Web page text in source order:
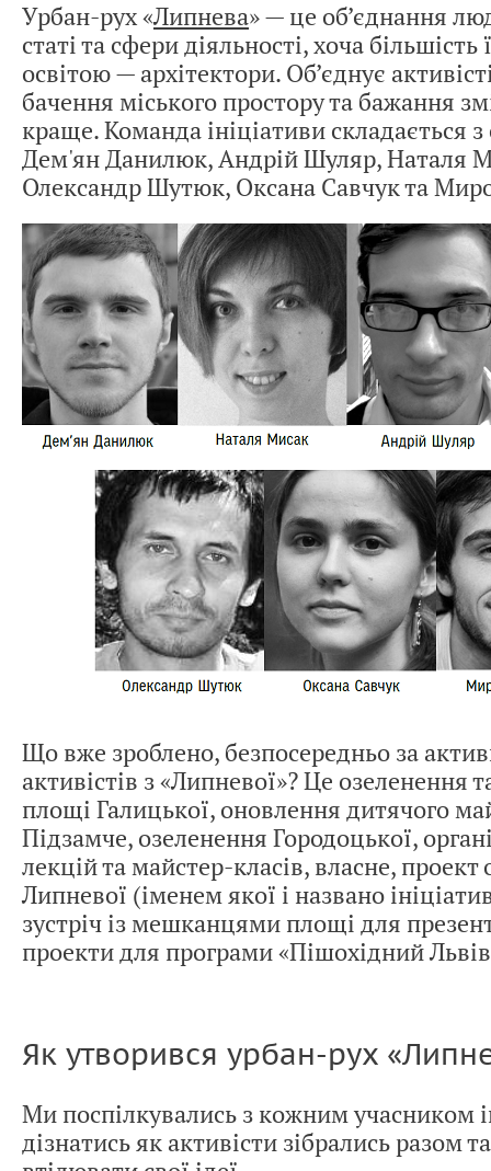
Урбан-рух «Липнева» — це об’єднання
статі та сфери діяльності, хоча більшість
освітою — архітектори. Об’єднує
бачення міського простору та бажання
краще. Команда ініціативи складається
Дем'ян Данилюк, Андрій Шуляр, Наталя
Олександр Шутюк, Оксана Савчук та
Що вже зроблено, безпосередньо за
активістів з «Липневої»? Це озеленення
площі Галицької, оновлення дитячого
Підзамче, озеленення Городоцької,
лекцій та майстер-класів, власне,
Липневої (іменем якої і названо
зустріч із мешканцями площі для
проекти для програми «Пішохідний
Як утворився урбан-рух
Ми поспілкувались з кожним учасником
дізнатись як активісти зібрались разом